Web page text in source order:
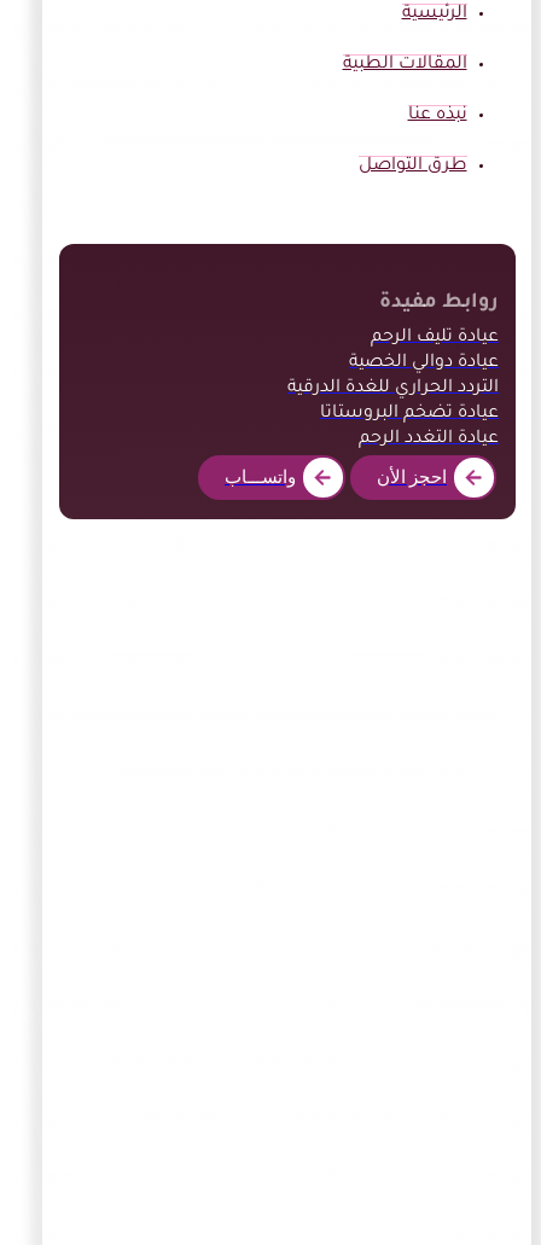
الرئيسية
المقالات الطبية
نبذه عنا
طرق التواصل
روابط مفيدة
عيادة تليف الرحم
عيادة دوالي الخصية
التردد الحراري للغدة الدرقية
عيادة تضخم البروستاتا
عيادة التغدد الرحم
احجز الأن واتســـاب